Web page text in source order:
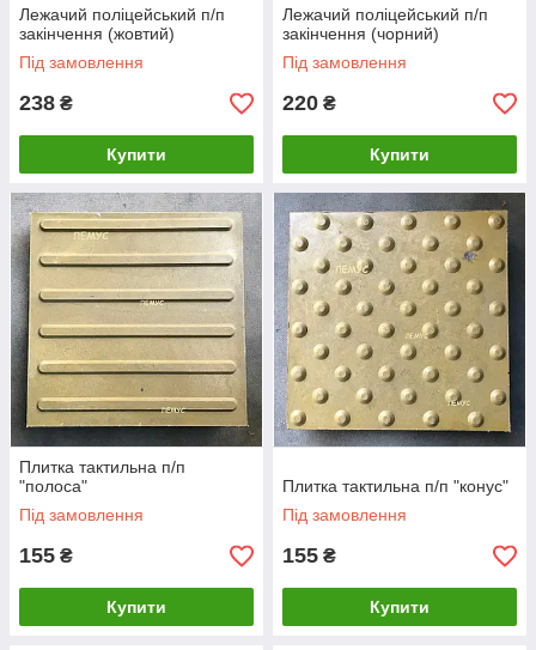
Лежачий поліцейський п/п
закінчення (жовтий)
Під замовлення
238 ₴
Купити
Лежачий поліцейський п/п
закінчення (чорний)
Під замовлення
220 ₴
Купити
Плитка тактильна п/п
"полоса"
Під замовлення
155 ₴
Купити
Плитка тактильна п/п "конус"
Під замовлення
155 ₴
Купити